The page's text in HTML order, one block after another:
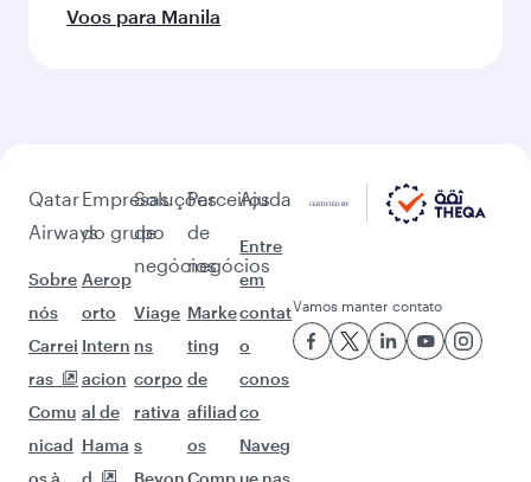
Voos para Manila
Qatar
Airways
Sobre
nós
Carrei
ras
Comu
nicad
os à
Empresas
do grupo
Aerop
orto
Intern
acion
al de
Hama
d
Soluções
de
negócios
Viage
ns
corpo
rativa
s
Beyon
Parceiros
de
negócios
Marke
ting
de
afiliad
os
Comp
Ajuda
Entre
em
contat
o
conos
co
Naveg
ue nas
Vamos manter contato